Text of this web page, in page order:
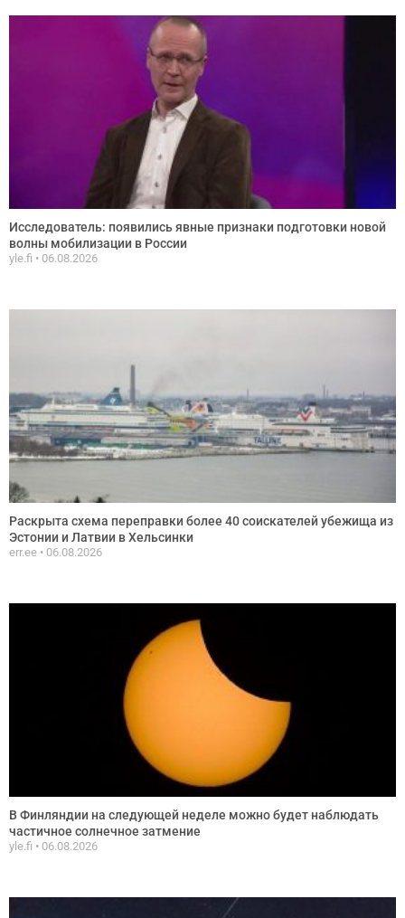
Исследователь: появились явные признаки подготовки новой
волны мобилизации в России
yle.fi 06.08.2026
Раскрыта схема переправки более 40 соискателей убежища из
Эстонии и Латвии в Хельсинки
err.ee 06.08.2026
В Финляндии на следующей неделе можно будет наблюдать
частичное солнечное затмение
yle.fi 06.08.2026